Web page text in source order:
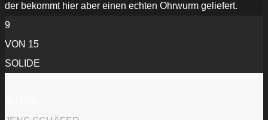
der bekommt hier aber einen echten Ohrwurm geliefert.
9
VON 15
SOLIDE